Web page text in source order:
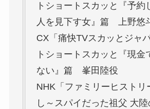
トショートスカッと『予約
人を見下す女』篇 上野悠
CX「痛快TVスカッとジャ
トショートスカッと『現金
ない』篇 峯田陸役
NHK「ファミリーヒストリ
し～スパイだった祖父 大